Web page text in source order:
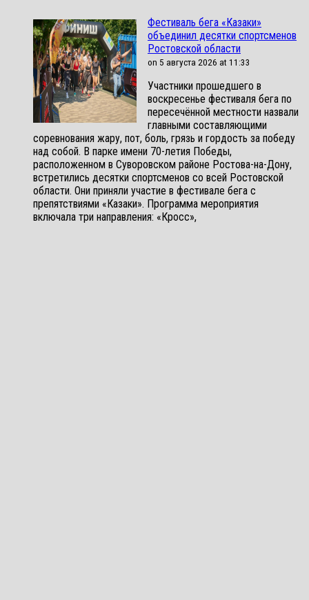
Фестиваль бега «Казаки»
объединил десятки спортсменов
Ростовской области
on 5 августа 2026 at 11:33
Участники прошедшего в
воскресенье фестиваля бега по
пересечённой местности назвали
главными составляющими
соревнования жару, пот, боль, грязь и гордость за победу
над собой. В парке имени 70-летия Победы,
расположенном в Суворовском районе Ростова-на-Дону,
встретились десятки спортсменов со всей Ростовской
области. Они приняли участие в фестивале бега с
препятствиями «Казаки». Программа мероприятия
включала три направления: «Кросс»,